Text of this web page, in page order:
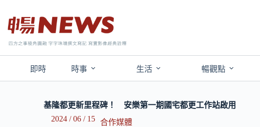
即時 時事 生活 暢觀點
基隆都更新里程碑！ 安樂第一期國宅都更工作站啟用
2024 / 06 / 15
合作媒體